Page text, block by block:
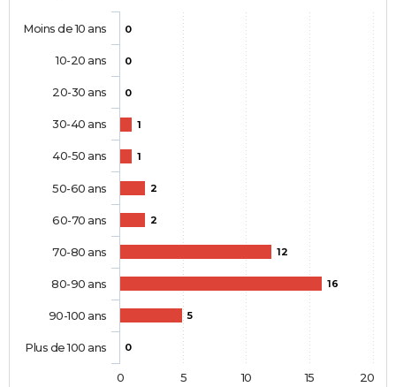
0
0
0
1
1
2
2
12
16
5
0
Moins de 10 ans
10-20 ans
20-30 ans
30-40 ans
40-50 ans
50-60 ans
60-70 ans
70-80 ans
80-90 ans
90-100 ans
Plus de 100 ans
0 5 10 15 20